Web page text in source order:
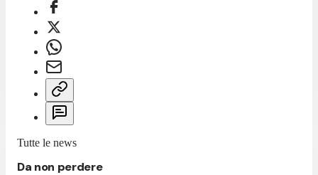
Tutte le news
Da non perdere